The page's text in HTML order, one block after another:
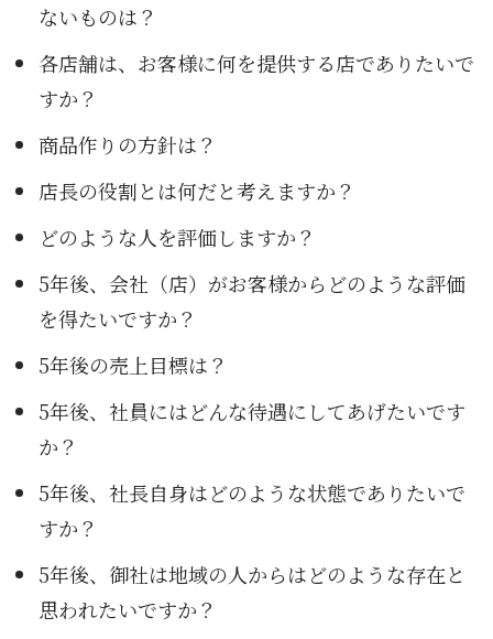
ないものは？
各店舗は、お客様に何を提供する店でありたいで
すか？
商品作りの方針は？
店長の役割とは何だと考えますか？
どのような人を評価しますか？
5年後、会社（店）がお客様からどのような評価
を得たいですか？
5年後の売上目標は？
5年後、社員にはどんな待遇にしてあげたいです
か？
5年後、社長自身はどのような状態でありたいで
すか？
5年後、御社は地域の人からはどのような存在と
思われたいですか？